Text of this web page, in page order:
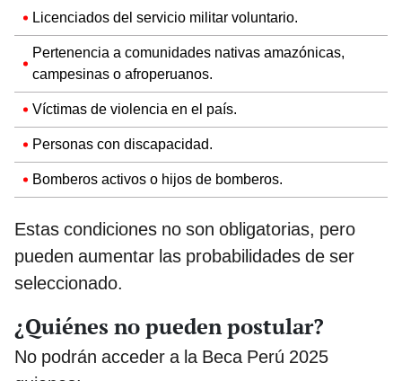
Licenciados del servicio militar voluntario.
Pertenencia a comunidades nativas amazónicas,
campesinas o afroperuanos.
Víctimas de violencia en el país.
Personas con discapacidad.
Bomberos activos o hijos de bomberos.
Estas condiciones no son obligatorias, pero
pueden aumentar las probabilidades de ser
seleccionado.
¿Quiénes no pueden postular?
No podrán acceder a la Beca Perú 2025